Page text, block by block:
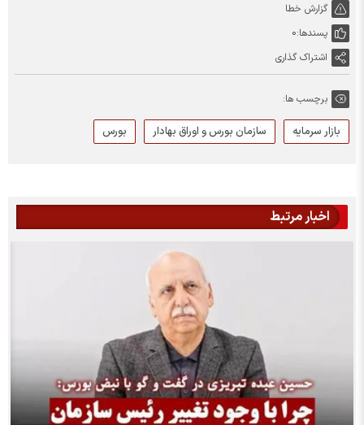
گزارش خطا
پسندها:0
اشتراک گذاری
برچسب ها:
بازار سرمایه سازمان بورس و اوراق بهادار بورس
اخبار مرتبط